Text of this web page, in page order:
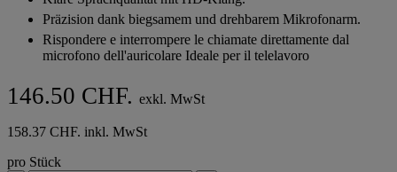
Präzision dank biegsamem und drehbarem Mikrofonarm.
Rispondere e interrompere le chiamate direttamente dal
microfono dell'auricolare Ideale per il telelavoro
146.50 CHF. exkl. MwSt
158.37 CHF. inkl. MwSt
pro Stück